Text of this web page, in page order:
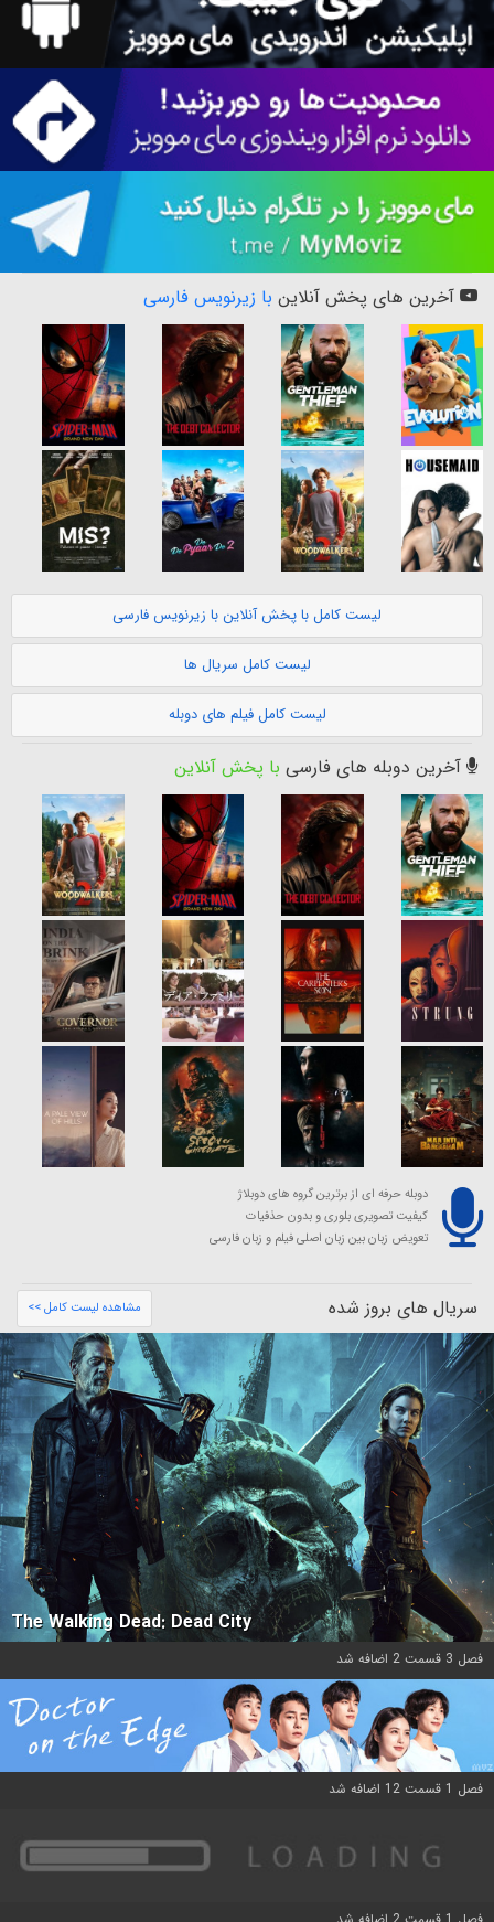
آخرین های پخش آنلاین با زیرنویس فارسی
لیست کامل با پخش آنلاین با زیرنویس فارسی
لیست کامل سریال ها
لیست کامل فیلم های دوبله
آخرین دوبله های فارسی با پخش آنلاین
دوبله حرفه ای از برترین گروه های دوبلاژ
کیفیت تصویری بلوری و بدون حذفیات
تعویض زبان بین زبان اصلی فیلم و زبان فارسی
سریال های بروز شده مشاهده لیست کامل >>
The Walking Dead: Dead City
فصل 3 قسمت 2 اضافه شد
فصل 1 قسمت 12 اضافه شد